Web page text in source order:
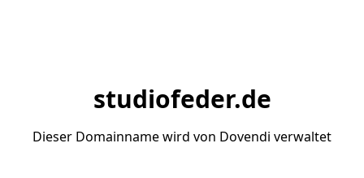
studiofeder.de
Dieser Domainname wird von Dovendi verwaltet